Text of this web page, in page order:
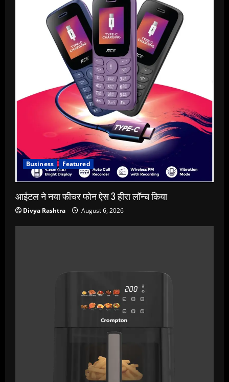
Business Featured
आईटल ने नया फीचर फोन ऐस 3 हीरा लॉन्च किया
Divya Rashtra August 6, 2026